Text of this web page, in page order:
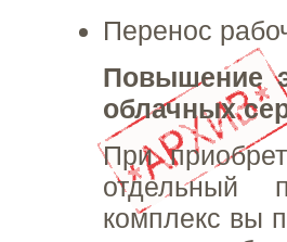
Перенос
Повышение
облачных
При
отдельный
комплекс вы